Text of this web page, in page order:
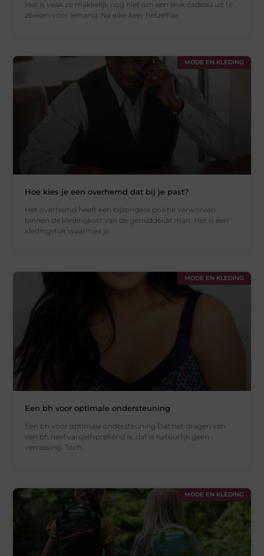
Het is vaak zo makkelijk nog niet om een leuk cadeau uit te
zoeken voor iemand. Na elke keer hetzelfde
MODE EN KLEDING
Hoe kies je een overhemd dat bij je past?
Het overhemd heeft een bijzondere positie verworven
binnen de kledingkast van de gemiddelde man. Het is een
kledingstuk waarmee je
MODE EN KLEDING
Een bh voor optimale ondersteuning
Een bh voor optimale ondersteuning Dat het dragen van
een bh heel vanzelfsprekend is, dat is natuurlijk geen
verrassing. Toch
MODE EN KLEDING